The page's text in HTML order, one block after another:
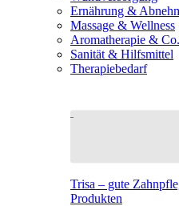
Ernährung &
Massage & Wellness
Aromatherapie & Co.
Sanität & Hilfsmittel
Therapiebedarf
Trisa – gute
Produkten